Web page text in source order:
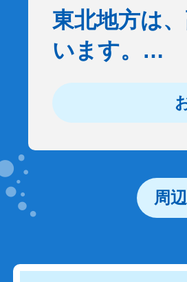
東北地方は
います。…
周